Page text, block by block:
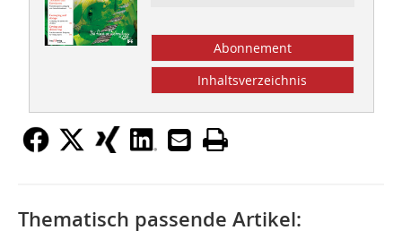
Abonnement
Inhaltsverzeichnis
Thematisch passende Artikel: